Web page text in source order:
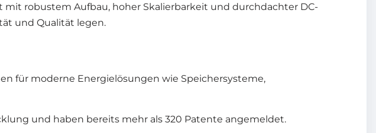
mit robustem Aufbau, hoher Skalierbarkeit und durchdachter DC-
und Qualität legen.
für moderne Energielösungen wie Speichersysteme,
und haben bereits mehr als 320 Patente angemeldet.